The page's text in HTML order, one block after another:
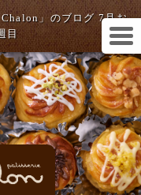
」のブログ 7月お
目